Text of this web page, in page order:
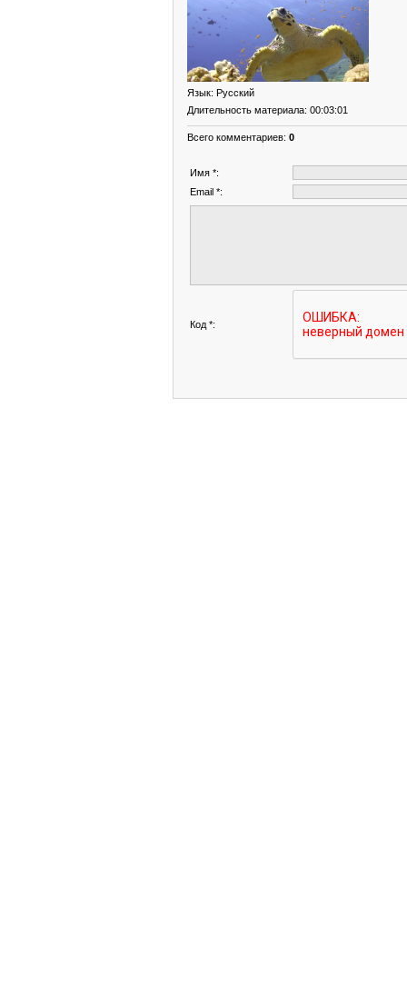
Язык: Русский
Длительность материала: 00:03:01
Всего комментариев: 0
Имя *:
Email *:
Код *: